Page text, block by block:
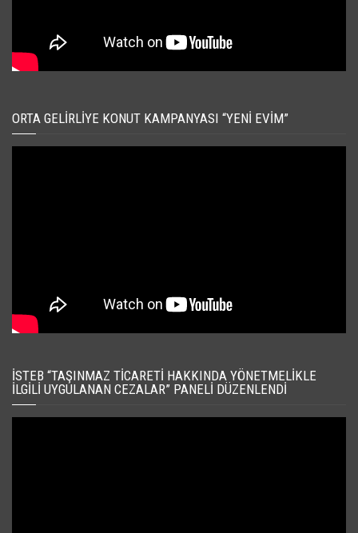
ORTA GELIRLIYE KONUT KAMPANYASI “YENI EVIM”
İSTEB “TAŞINMAZ TICARETI HAKKINDA YÖNETMELIKLE
İLGILI UYGULANAN CEZALAR” PANELI DÜZENLENDI